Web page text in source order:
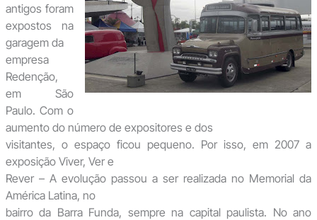
antigos foram
expostos na
garagem da
empresa
Redenção,
em São
Paulo. Com o
aumento do número de expositores e dos
visitantes, o espaço ficou pequeno. Por isso, em 2007 a
exposição Viver, Ver e
Rever – A evolução passou a ser realizada no Memorial da
América Latina, no
bairro da Barra Funda, sempre na capital paulista. No ano